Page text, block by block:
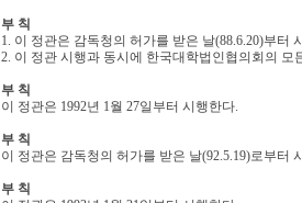
부 칙
1. 이 정관은 감독청의 허가를 받은 날(88.6.20)부터
2. 이 정관 시행과 동시에 한국대학법인협의회의 모
부 칙
이 정관은 1992년 1월 27일부터 시행한다.
부 칙
이 정관은 감독청의 허가를 받은 날(92.5.19)로부터
부 칙